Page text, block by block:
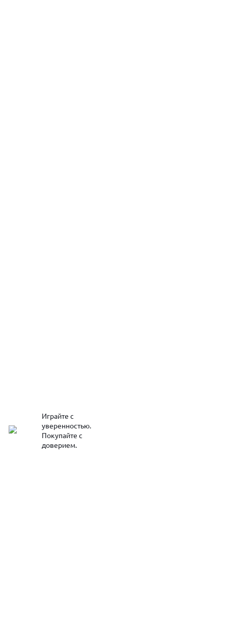
Играйте с
уверенностью.
Покупайте с
доверием.